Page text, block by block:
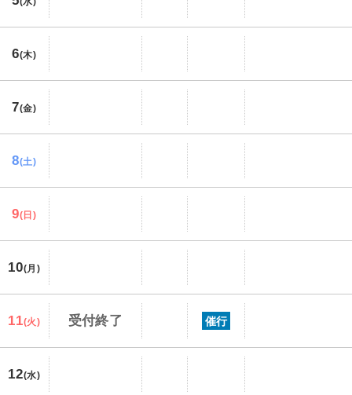
6(木)
7(金)
8(土)
9(日)
10(月)
11(火) 受付終了 催行
12(水)